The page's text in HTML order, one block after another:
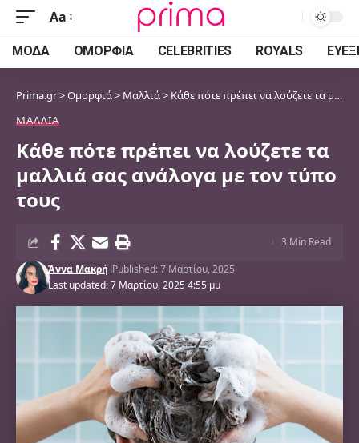
Font
Resizer
Aa
ΜΌΔΑ ΟΜΟΡΦΙΆ CELEBRITIES ROYALS
Prima.gr>Ομορφιά> Μαλλιά> Κάθε πότε πρέπει να λούζετε τα μαλλιά σας ανάλογα με τον τύπο τους
ΜΑΛΛΙΆ
Κάθε πότε πρέπει να λούζετε τα
μαλλιά σας ανάλογα με τον τύπο
τους
Last updated: 7 Μαρτίου, 2025 4:55 μμ
Άννα Μακρή Published: 7 Μαρτίου, 2025
3 Min Read